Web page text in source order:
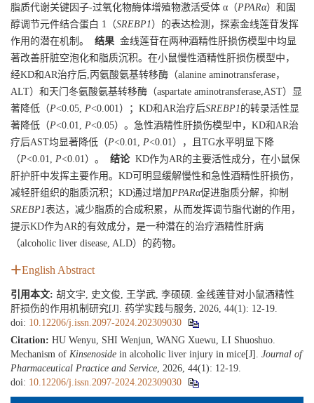
脂质代谢关键因子-过氧化物酶体增殖物激活受体 α（PPARα）和固
醇调节元件结合蛋白 1（SREBP1 ）的表达检测，探索金线莲苷发挥
作用的潜在机制。
结果 金线莲苷在两种酒精性肝损伤模型中均显
著改善肝脏空泡化和脂质沉积。在小鼠慢性酒精性肝损伤模型中，
经KD和AR治疗后,丙氨酸氨基转移酶（alanine aminotransferase，
ALT）和天门冬氨酸氨基转移酶（aspartate aminotransferase,AST）显
著降低（P<0.05, P<0.001）；KD和AR治疗后SREBP1 的转录活性显
著降低（P<0.01, P<0.05）。急性酒精性肝损伤模型中，KD和AR治
疗后AST均显著降低（P<0.01, P<0.01），且TG水平明显下降
（P<0.01, P<0.01）。 结论KD作为AR的主要活性成分，在小鼠保
肝护肝中发挥主要作用。KD可明显缓解慢性和急性酒精性肝损伤，
减轻肝组织的脂质沉积；KD通过增加 PPARα促进脂质分解，抑制
SREBP1表达，减少脂质的合成积累，从而发挥调节脂代谢的作用，
提示KD作为AR的有效成分，是一种潜在的治疗酒精性肝病
（alcoholic liver disease, ALD）的药物。
English Abstract
引用本文: 胡文宇, 史文俊, 王学武, 李硕硕. 金线莲苷对小鼠酒精性
肝损伤的作用机制研究[J]. 药学实践与服务, 2026, 44(1): 12-19.
doi: 10.12206/j.issn.2097-2024.202309030
Citation: HU Wenyu, SHI Wenjun, WANG Xuewu, LI Shuoshuo.
Mechanism of Kinsenoside in alcoholic liver injury in mice[J]. Journal of
Pharmaceutical Practice and Service , 2026, 44(1): 12-19.
doi: 10.12206/j.issn.2097-2024.202309030